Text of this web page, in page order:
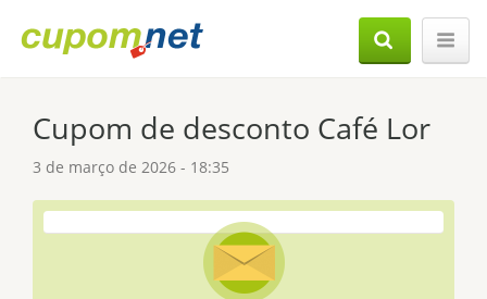
Cupom de desconto Café Lor
3 de março de 2026 - 18:35